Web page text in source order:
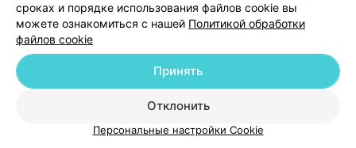
© 2026 ООО «Артокс Лаб», УНП 191700409
| 220012, Республика Беларусь,
г. Минск, улица Толбухина, 2, пом. 16 | help@103.by
Служба поддержки +375 291212755
сроках и порядке использования файлов cookie вы
можете ознакомиться с нашей Политикой обработки
файлов cookie
Отклонить
Принять
Персональные настройки Cookie